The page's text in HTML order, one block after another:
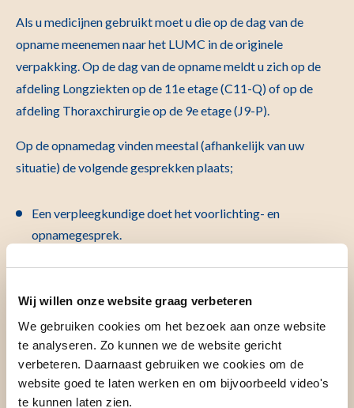
Wij willen onze website graag verbeteren
We gebruiken cookies om het bezoek aan onze website
te analyseren. Zo kunnen we de website gericht
verbeteren. Daarnaast gebruiken we cookies om de
website goed te laten werken en om bijvoorbeeld video's
te kunnen laten zien.
Als u medicijnen gebruikt moet u die op de dag van de
opname meenemen naar het LUMC in de originele
verpakking. Op de dag van de opname meldt u zich op de
afdeling Longziekten op de 11e etage (C11-Q) of op de
afdeling Thoraxchirurgie op de 9e etage (J9-P).
Op de opnamedag vinden meestal (afhankelijk van uw
situatie) de volgende gesprekken plaats;
Een verpleegkundige doet het voorlichting- en
opnamegesprek.
chirurg markeert de te opereren kant met een
watervaste stift.
De fysiotherapeut bespreekt de ademhalingstraining en
revalidatie.